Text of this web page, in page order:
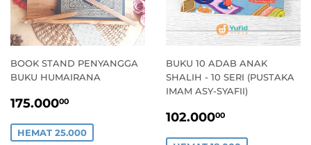
BOOK STAND PENYANGGA
BUKU HUMAIRANA
HARGA
175.00000
HEMAT 25.000
BUKU 10 ADAB ANAK
SHALIH - 10 SERI (PUSTAKA
IMAM ASY-SYAFII)
HARGA
102.00000